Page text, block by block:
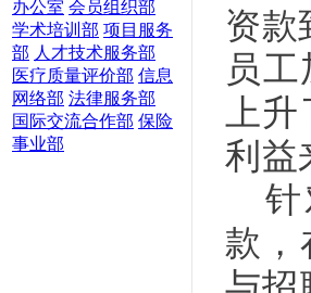
办公室 会员组织部
学术培训部 项目服务
部 人才技术服务部
医疗质量评价部 信息
网络部 法律服务部
国际交流合作部 保险
事业部
资款
员
上
利益
款，